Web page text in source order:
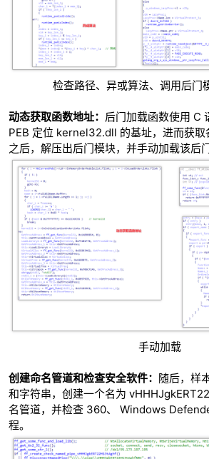
检查路径、异或算法、调用后门
动态获取函数地址： 后门加载函数使用 C
PEB 定位 kernel32.dll 的基址，进而获取
之后，解压出后门模块，并手动加载该后
手动加载
创建命名管道和检查安全软件： 随后，样
和字符串，创建一个名为
名管道，并检查 360、 Windows
程。